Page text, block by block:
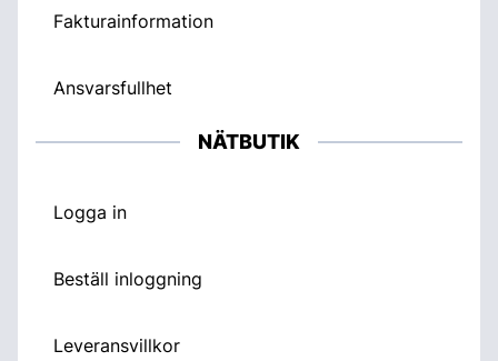
Fakturainformation
Ansvarsfullhet
NÄTBUTIK
Logga in
Beställ inloggning
Leveransvillkor